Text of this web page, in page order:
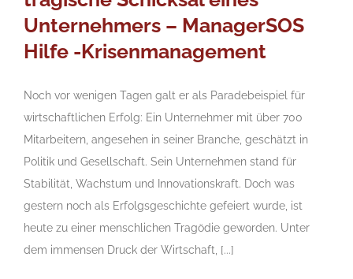
Unternehmers – ManagerSOS
Hilfe -Krisenmanagement
Noch vor wenigen Tagen galt er als Paradebeispiel für
wirtschaftlichen Erfolg: Ein Unternehmer mit über 700
Mitarbeitern, angesehen in seiner Branche, geschätzt in
Politik und Gesellschaft. Sein Unternehmen stand für
Stabilität, Wachstum und Innovationskraft. Doch was
gestern noch als Erfolgsgeschichte gefeiert wurde, ist
heute zu einer menschlichen Tragödie geworden. Unter
dem immensen Druck der Wirtschaft, [...]